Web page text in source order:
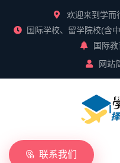
欢迎来到学而
国际学校、留学院校(含
国际教
网站
联系我们